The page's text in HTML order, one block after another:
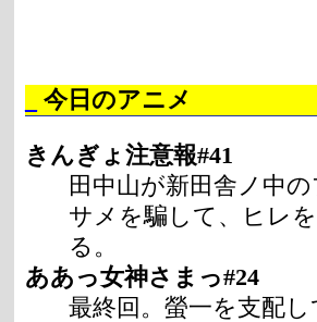
今日のアニメ
きんぎょ注意報#41
田中山が新田舎ノ中
サメを騙して、ヒレ
る。
ああっ女神さまっ#24
最終回。螢一を支配